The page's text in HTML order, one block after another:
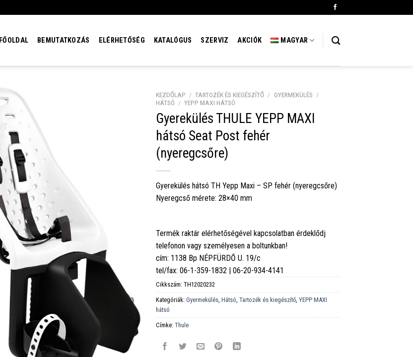
FŐOLDAL BEMUTATKOZÁS ELÉRHETŐSÉG KATALÓGUS SZERVIZ AKCIÓK MAGYAR
KEZDŐLAP / TARTOZÉK ÉS KIEGÉSZÍTŐ / GYERMEKÜLÉS /
HÁTSÓ / YEPP MAXI HÁTSÓ
Gyerekülés THULE YEPP MAXI
hátsó Seat Post fehér
(nyeregcsőre)
Gyerekülés hátsó TH Yepp Maxi – SP fehér (nyeregcsőre)
Nyeregcső mérete: 28×40 mm
Termék raktár elérhetőségével kapcsolatban érdeklődj
telefonon vagy személyesen a boltunkban!
cím: 1138 Bp NÉPFÜRDŐ U. 19/c
tel/fax: 06-1-359-1832 | 06-20-934-4141
Cikkszám:TH12020232
Kategóriák:Gyermekülés ,Hátsó ,Tartozék és kiegészítő ,YEPP MAXI
hátsó
Címke:Thule